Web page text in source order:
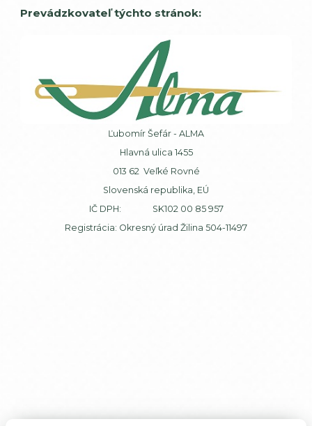
Prevádzkovateľ týchto stránok:
Ľubomír Šefár - ALMA
Hlavná ulica 1455
013 62 Veľké Rovné
Slovenská republika, EÚ
IČ DPH: SK102 00 85 957
Registrácia: Okresný úrad Žilina 504-11497